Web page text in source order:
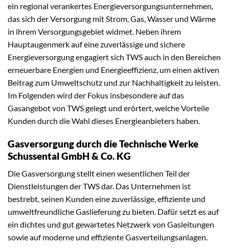
ein regional verankertes Energieversorgungsunternehmen,
das sich der Versorgung mit Strom, Gas, Wasser und Wärme
in ihrem Versorgungsgebiet widmet. Neben ihrem
Hauptaugenmerk auf eine zuverlässige und sichere
Energieversorgung engagiert sich TWS auch in den Bereichen
erneuerbare Energien und Energieeffizienz, um einen aktiven
Beitrag zum Umweltschutz und zur Nachhaltigkeit zu leisten.
Im Folgenden wird der Fokus insbesondere auf das
Gasangebot von TWS gelegt und erörtert, welche Vorteile
Kunden durch die Wahl dieses Energieanbieters haben.
Gasversorgung durch die Technische Werke
Schussental GmbH & Co. KG
Die Gasversorgung stellt einen wesentlichen Teil der
Dienstleistungen der TWS dar. Das Unternehmen ist
bestrebt, seinen Kunden eine zuverlässige, effiziente und
umweltfreundliche Gaslieferung zu bieten. Dafür setzt es auf
ein dichtes und gut gewartetes Netzwerk von Gasleitungen
sowie auf moderne und effiziente Gasverteilungsanlagen.